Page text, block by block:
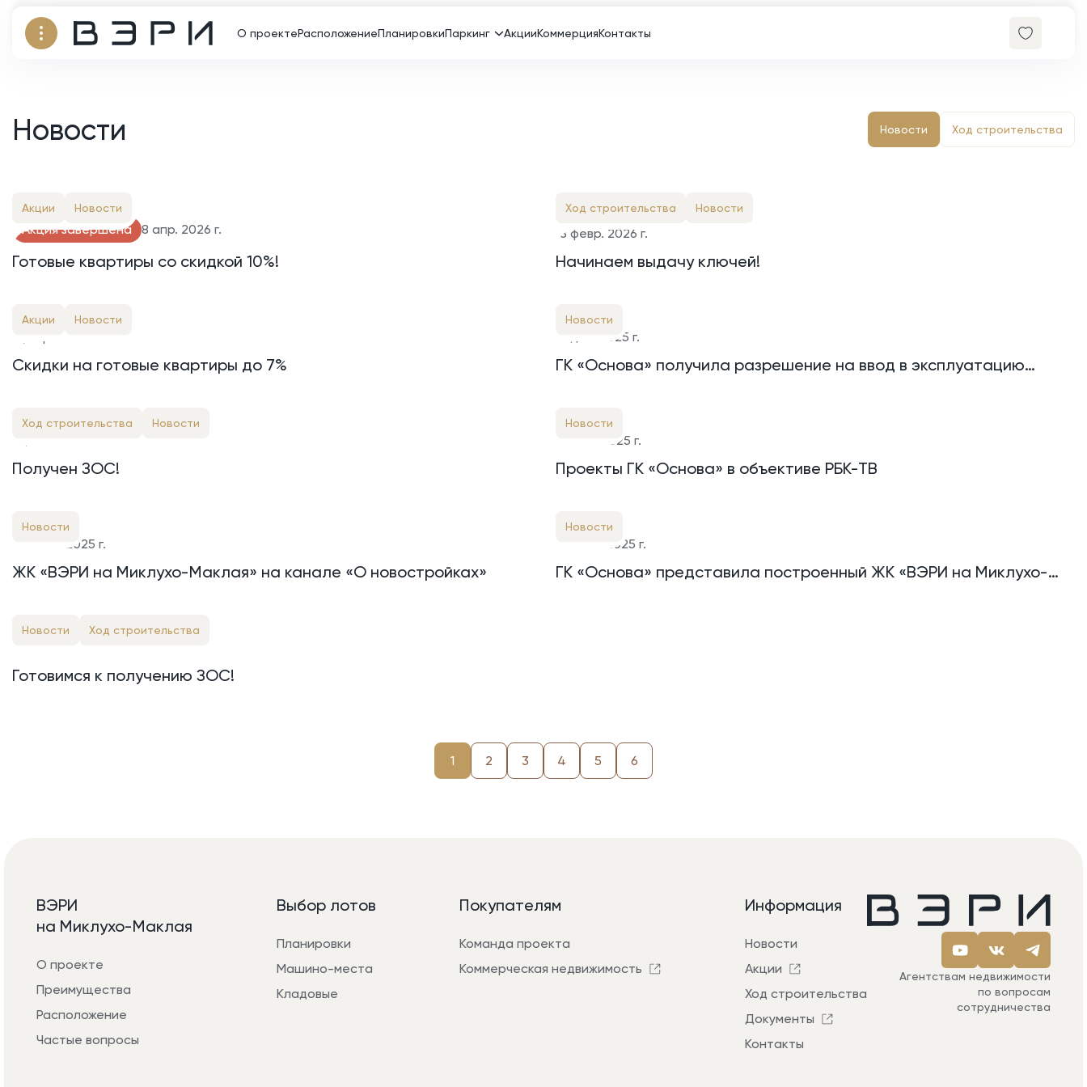
О проектеРасположениеПланировкиПаркинг АкцииКоммерцияКонтакты
Новости Новости Ход строительства
Акции Новости
Акция завершена 8 апр. 2026 г.
Готовые квартиры со скидкой 10%!
Ход строительства Новости
18 февр. 2026 г.
Начинаем выдачу ключей!
Акции Новости
Скидки на готовые квартиры до 7%
Новости
15 дек. 2025 г.
ГК «Основа» получила разрешение на ввод в эксплуатацию
Ход строительства Новости
Получен ЗОС!
Новости
23 окт. 2025 г.
Проекты ГК «Основа» в объективе РБК-ТВ
Новости
29 сент. 2025 г.
ЖК «ВЭРИ на Миклухо-Маклая» на канале «О новостройках»
Новости
18 сент. 2025 г.
ГК «Основа» представила построенный ЖК «ВЭРИ на Миклухо-
Новости Ход строительства
Готовимся к получению ЗОС!
1 2 3 4 5 6
ВЭРИ
на Миклухо-Маклая
О проекте
Преимущества
Расположение
Частые вопросы
Выбор лотов
Планировки
Машино-места
Кладовые
Покупателям
Команда проекта
Коммерческая недвижимость
Информация
Новости
Акции
Ход строительства
Документы
Контакты
Агентствам недвижимости
по вопросам
сотрудничества